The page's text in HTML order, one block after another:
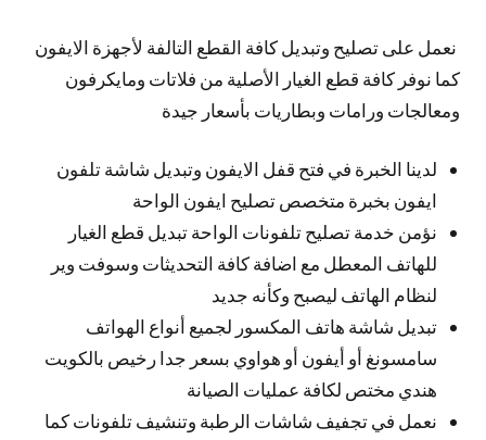
نعمل على تصليح وتبديل كافة القطع التالفة لأجهزة الايفون
كما نوفر كافة قطع الغيار الأصلية من فلاتات ومايكرفون
ومعالجات ورامات وبطاريات بأسعار جيدة
لدينا الخبرة في فتح قفل الايفون وتبديل شاشة تلفون
ايفون بخبرة متخصص تصليح ايفون الواحة
نؤمن خدمة تصليح تلفونات الواحة تبديل قطع الغيار
للهاتف المعطل مع اضافة كافة التحديثات وسوفت وير
لنظام الهاتف ليصبح وكأنه جديد
تبديل شاشة هاتف المكسور لجميع أنواع الهواتف
سامسونغ أو أيفون أو هواوي بسعر جدا رخيص بالكويت
هندي مختص لكافة عمليات الصيانة
نعمل في تجفيف شاشات الرطبة وتنشيف تلفونات كما